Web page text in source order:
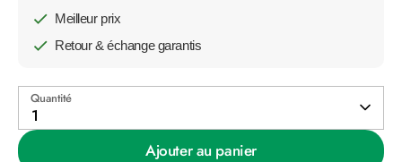
Meilleur prix
Retour & échange garantis
Quantité
1
Ajouter au panier